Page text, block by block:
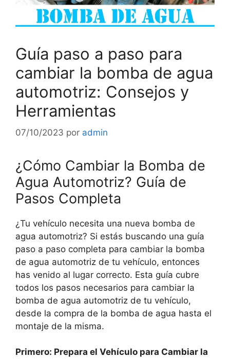
Guía paso a paso para
cambiar la bomba de agua
automotriz: Consejos y
Herramientas
07/10/2023 por admin
¿Cómo Cambiar la Bomba de
Agua Automotriz? Guía de
Pasos Completa
¿Tu vehículo necesita una nueva bomba de
agua automotriz? Si estás buscando una guía
paso a paso completa para cambiar la bomba
de agua automotriz de tu vehículo, entonces
has venido al lugar correcto. Esta guía cubre
todos los pasos necesarios para cambiar la
bomba de agua automotriz de tu vehículo,
desde la compra de la bomba de agua hasta el
montaje de la misma.
Primero: Prepara el Vehículo para Cambiar la